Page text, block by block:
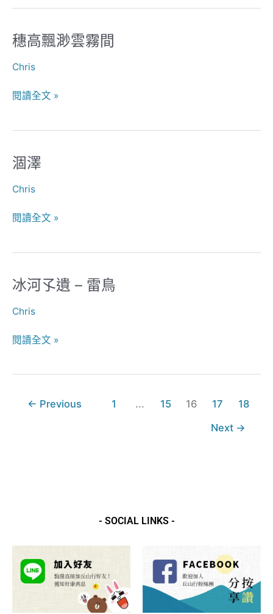
穗高飄渺雲霧間
Chris
穗
飄
雲
間
閱讀全文 »
涸澤
Chris
涸
閱讀全文 »
冰河孓遺 – 雷鳥
Chris
冰
孓
–
鳥
閱讀全文 »
← Previous 1 ... 15 16 17
18
Next →
- SOCIAL LINKS -